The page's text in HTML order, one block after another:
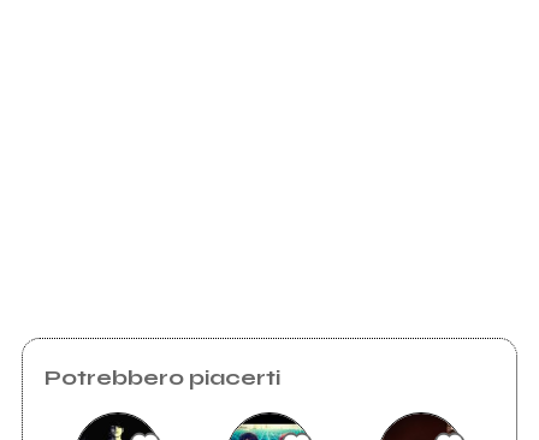
Potrebbero piacerti